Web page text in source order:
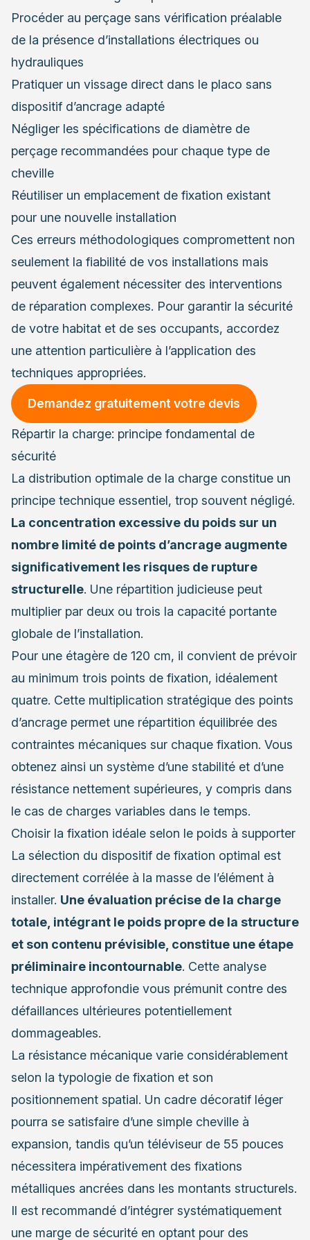
Procéder au perçage sans vérification préalable
de la présence d’installations électriques ou
hydrauliques
Pratiquer un vissage direct dans le placo sans
dispositif d’ancrage adapté
Négliger les spécifications de diamètre de
perçage recommandées pour chaque type de
cheville
Réutiliser un emplacement de fixation existant
pour une nouvelle installation
Ces erreurs méthodologiques compromettent non
seulement la fiabilité de vos installations mais
peuvent également nécessiter des interventions
de réparation complexes. Pour garantir la sécurité
de votre habitat et de ses occupants, accordez
une attention particulière à l’application des
techniques appropriées.
Demandez gratuitement votre devis
Répartir la charge: principe fondamental de
sécurité
La distribution optimale de la charge constitue un
principe technique essentiel, trop souvent négligé.
La concentration excessive du poids sur un
nombre limité de points d’ancrage augmente
significativement les risques de rupture
structurelle. Une répartition judicieuse peut
multiplier par deux ou trois la capacité portante
globale de l’installation.
Pour une étagère de 120 cm, il convient de prévoir
au minimum trois points de fixation, idéalement
quatre. Cette multiplication stratégique des points
d’ancrage permet une répartition équilibrée des
contraintes mécaniques sur chaque fixation. Vous
obtenez ainsi un système d’une stabilité et d’une
résistance nettement supérieures, y compris dans
le cas de charges variables dans le temps.
Choisir la fixation idéale selon le poids à supporter
La sélection du dispositif de fixation optimal est
directement corrélée à la masse de l’élément à
installer. Une évaluation précise de la charge
totale, intégrant le poids propre de la structure
et son contenu prévisible, constitue une étape
préliminaire incontournable. Cette analyse
technique approfondie vous prémunit contre des
défaillances ultérieures potentiellement
dommageables.
La résistance mécanique varie considérablement
selon la typologie de fixation et son
positionnement spatial. Un cadre décoratif léger
pourra se satisfaire d’une simple cheville à
expansion, tandis qu’un téléviseur de 55 pouces
nécessitera impérativement des fixations
métalliques ancrées dans les montants structurels.
Il est recommandé d’intégrer systématiquement
une marge de sécurité en optant pour des